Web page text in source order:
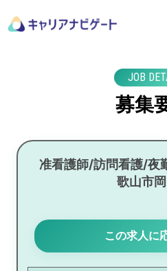
JOB
募集
准看護師/訪問看護/夜
歌山市
この求人に